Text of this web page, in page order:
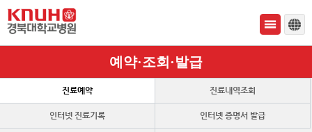
예약·조회·발급
진료예약 진료내역조회
인터넷 진료기록 인터넷 증명서 발급